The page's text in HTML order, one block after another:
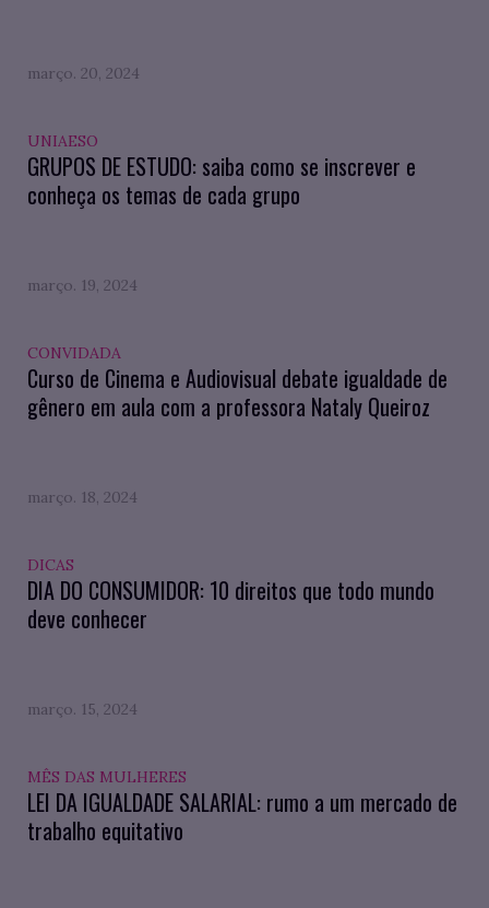
março. 20, 2024
UNIAESO
GRUPOS DE ESTUDO: saiba como se inscrever e
conheça os temas de cada grupo
março. 19, 2024
CONVIDADA
Curso de Cinema e Audiovisual debate igualdade de
gênero em aula com a professora Nataly Queiroz
março. 18, 2024
DICAS
DIA DO CONSUMIDOR: 10 direitos que todo mundo
deve conhecer
março. 15, 2024
MÊS DAS MULHERES
LEI DA IGUALDADE SALARIAL: rumo a um mercado de
trabalho equitativo